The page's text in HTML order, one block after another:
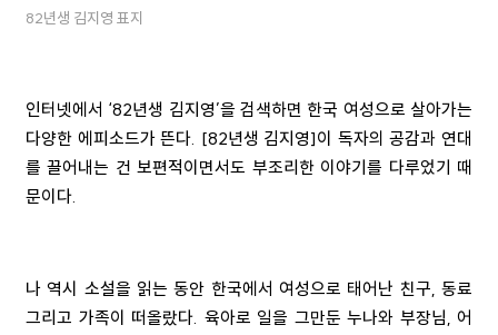
82년생 김지영 표지
인터넷에서 ‘82년생 김지영’을 검색하면 한국 여성으로 살아가는
다양한 에피소드가 뜬다. [82년생 김지영]이 독자의 공감과 연대
를 끌어내는 건 보편적이면서도 부조리한 이야기를 다루었기 때
문이다.
나 역시 소설을 읽는 동안 한국에서 여성으로 태어난 친구, 동료
그리고 가족이 떠올랐다. 육아로 일을 그만둔 누나와 부장님, 어